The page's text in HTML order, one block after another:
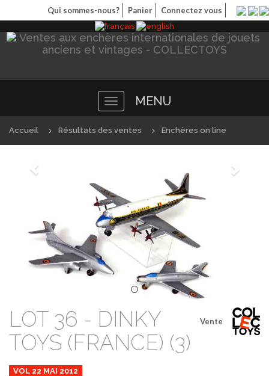
Qui sommes-nous? Panier Connectez vous
Toggle
navigation
MENU
Accueil Résultats des ventes Enchères on line
Précédént
Vente
LOT 36 - DINKY
TOYS (FRANCE) (3)
VOL 22 MAI 2012